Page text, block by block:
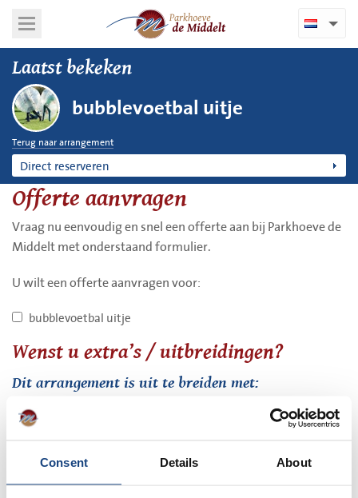
Consent Details About
Laatst bekeken
bubblevoetbal uitje
Terug naar arrangement
Direct reserveren
Offerte aanvragen
Vraag nu eenvoudig en snel een offerte aan bij Parkhoeve de
Middelt met onderstaand formulier.
U wilt een offerte aanvragen voor:
bubblevoetbal uitje
Wenst u extra’s / uitbreidingen?
Dit arrangement is uit te breiden met:
ijscoupe + € 7,50 p.p.
Uw gegevens: